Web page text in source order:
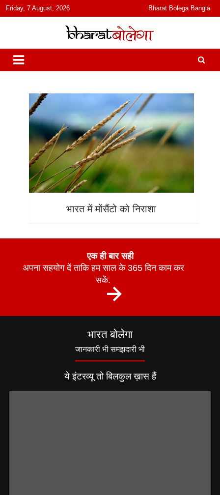
content
Friday, 7 August, 2026 Bharat Bolega Bangla
भारत बोलेगा
हिंदी में समाचार, विचार, ऑडियो, वीडियो और फ़ीचर. भारत बोलेगा हिंदी न्यूज़ वेबसाइट
India: News, Views, Info, Trends & Podcast I जानकारी भी समझदारी भी
और पॉडकास्ट
भारत में मोंसैंटो को निराशा
एक ही बार सही
अपना सहयोग दें ताकि हम साल के 365 दिन काम कर
सकें.
भारत बोलेगा
जानकारी भी समझदारी भी
ये इंटरव्यू तो बिलकुल ख़ास हैं